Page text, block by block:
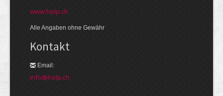
www.help.ch
Alle Angaben ohne Gewähr
Kontakt
Email:
info@help.ch